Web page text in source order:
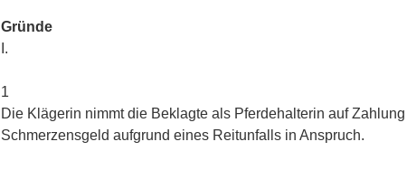
Gründe
I.
1
Die Klägerin nimmt die Beklagte als Pferdehalterin auf
Schmerzensgeld aufgrund eines Reitunfalls in Anspruch.